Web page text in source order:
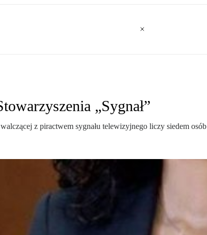
„Sygnał”
z piractwem sygnału telewizyjnego liczy siedem osób